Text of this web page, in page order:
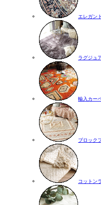
エレガント
ラグジュ
輸入カー
ブロック
コットン